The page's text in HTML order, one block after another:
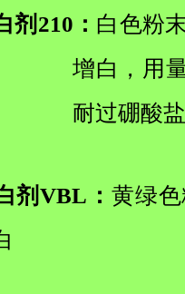
剂210： 白色粉
增白，用
耐过硼酸
剂VBL： 黄绿